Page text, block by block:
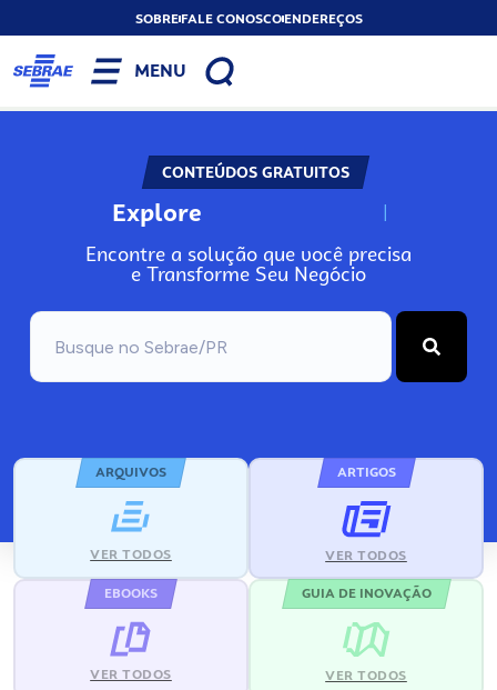
SOBREFALE CONOSCOENDEREÇOS
MENU
CONTEÚDOS GRATUITOS
Explore N
Encontre a solução que você precisa
e Transforme Seu Negócio
ARQUIVOS
VER TODOS
ARTIGOS
VER TODOS
EBOOKS
VER TODOS
GUIA DE INOVAÇÃO
VER TODOS